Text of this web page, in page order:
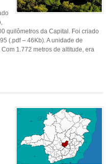
quilômetros da Capital. Foi criado
(.pdf – 46Kb). A unidade de
1.772 metros de altitude, era